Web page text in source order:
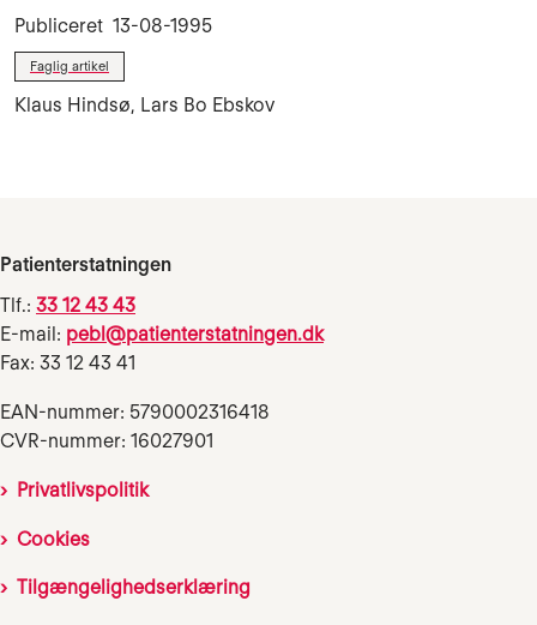
Publiceret 13-08-1995
Faglig artikel
Klaus Hindsø, Lars Bo Ebskov
Patienterstatningen
Tlf.: 33 12 43 43
E-mail: pebl@patienterstatningen.dk
Fax: 33 12 43 41
EAN-nummer: 5790002316418
CVR-nummer: 16027901
Privatlivspolitik
Cookies
Tilgængelighedserklæring